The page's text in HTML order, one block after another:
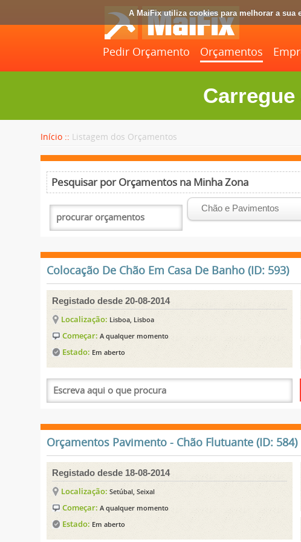
A MaiFix utiliza cookies para melhorar a sua
Pedir Orçamento Orçamentos
Início :: Listagem dos Orçamentos
Pesquisar por Orçamentos na Minha Zona
Colocação De Chão Em Casa De Banho (ID: 593)
Registado desde 20-08-2014
Localização: Lisboa, Lisboa
Começar:A qualquer momento
Estado: Em aberto
Orçamentos Pavimento - Chão Flutuante (ID: 584)
Registado desde 18-08-2014
Localização:Setúbal, Seixal
Começar:A qualquer momento
Estado: Em aberto